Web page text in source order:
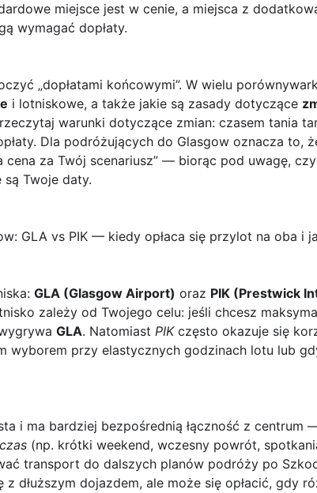
miejsce jest w cenie, a miejsca z
wymagać dopłaty.
„dopłatami końcowymi”. W wielu
i lotniskowe, a także jakie są zasady dotyczące
warunki dotyczące zmian: czasem tania
Dla podróżujących do Glasgow oznacza to,
cena za Twój scenariusz” — biorąc pod uwagę,
Twoje daty.
GLA vs PIK — kiedy opłaca się przylot na oba i
GLA (Glasgow Airport) oraz PIK (Prestwick
zależy od Twojego celu: jeśli chcesz
GLA. Natomiast PIKczęsto okazuje się
wyborem przy elastycznych godzinach lotu lub
i ma bardziej bezpośrednią łączność z
czas (np. krótki weekend, wczesny powrót,
transport do dalszych planów podróży po
z dłuższym dojazdem, ale może się opłacić, gdy